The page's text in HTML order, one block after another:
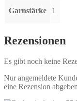
Garnstärke 1
Rezensionen
Es gibt noch keine
Nur angemeldete
eine Rezension